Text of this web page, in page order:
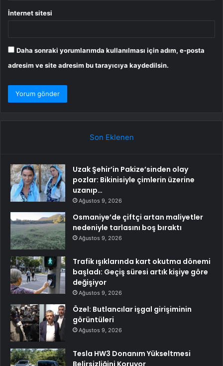
İnternet sitesi
Daha sonraki yorumlarımda kullanılması için adım, e-posta
adresim ve site adresim bu tarayıcıya kaydedilsin.
Son Eklenen
Uzak Şehir’in Pakize’sinden olay
pozlar: Bikinisiyle çimlerin üzerine
uzanıp…
Ağustos 9, 2026
Osmaniye’de çiftçi artan maliyetler
nedeniyle tarlasını boş bıraktı
Ağustos 9, 2026
Trafik ışıklarında kart okutma dönemi
başladı: Geçiş süresi artık kişiye göre
değişiyor
Ağustos 9, 2026
Özel: Butlancılar işgal girişiminin
görüntüleri
Ağustos 9, 2026
Tesla HW3 Donanım Yükseltmesi